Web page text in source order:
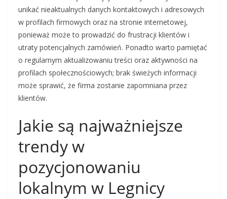
unikać nieaktualnych danych kontaktowych i adresowych
w profilach firmowych oraz na stronie internetowej,
ponieważ może to prowadzić do frustracji klientów i
utraty potencjalnych zamówień. Ponadto warto pamiętać
o regularnym aktualizowaniu treści oraz aktywności na
profilach społecznościowych; brak świeżych informacji
może sprawić, że firma zostanie zapomniana przez
klientów.
Jakie są najważniejsze
trendy w
pozycjonowaniu
lokalnym w Legnicy